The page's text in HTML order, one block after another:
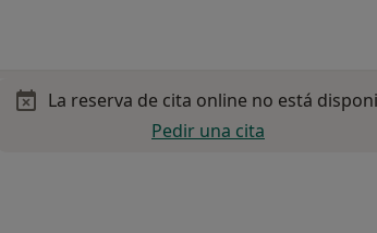
La reserva de cita online no está
Pedir una cita